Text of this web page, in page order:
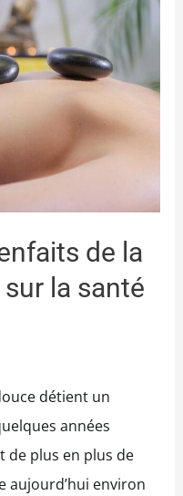
de la
la santé
détient un
années
de plus en plus de
aujourd’hui environ